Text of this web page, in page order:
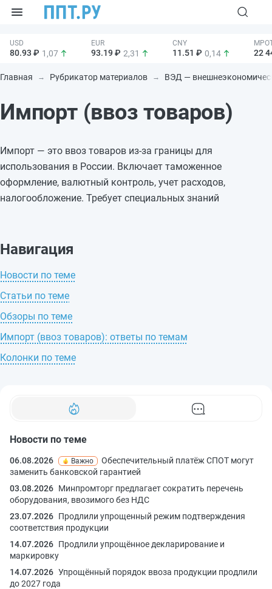
80.93 ₽ 1,07 93.19 ₽ 2,31 11.51 ₽ 0,14 22
Главная Рубрикатор материалов ВЭД —
Импорт (ввоз товаров)
Импорт — это ввоз товаров из-за границы для
использования в России. Включает таможенное
оформление, валютный контроль, учет расходов,
налогообложение. Требует специальных знаний
Новости по теме
06.08.2026 Важно
Обеспечительный платёж СПОТ могут
заменить банковской гарантией
03.08.2026 Минпромторг предлагает сократить перечень
оборудования, ввозимого без НДС
23.07.2026 Продлили упрощенный режим подтверждения
соответствия продукции
14.07.2026 Продлили упрощённое декларирование и
маркировку
14.07.2026 Упрощённый порядок ввоза продукции продлили
до 2027 года
Навигация
Новости по теме
Статьи по теме
Обзоры по теме
Импорт (ввоз товаров): ответы по темам
Колонки по теме